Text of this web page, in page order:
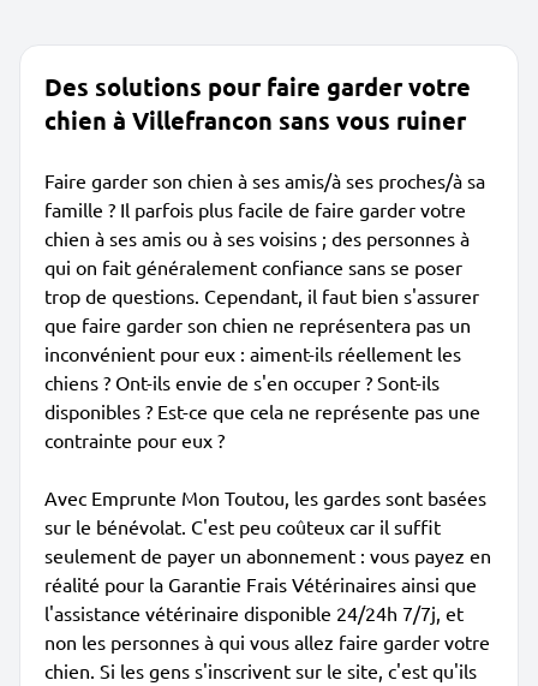
Des solutions pour faire garder votre
chien à Villefrancon sans vous ruiner
Faire garder son chien à ses amis/à ses proches/à sa
famille ? Il parfois plus facile de faire garder votre
chien à ses amis ou à ses voisins ; des personnes à
qui on fait généralement confiance sans se poser
trop de questions. Cependant, il faut bien s'assurer
que faire garder son chien ne représentera pas un
inconvénient pour eux : aiment-ils réellement les
chiens ? Ont-ils envie de s'en occuper ? Sont-ils
disponibles ? Est-ce que cela ne représente pas une
contrainte pour eux ?
Avec Emprunte Mon Toutou, les gardes sont basées
sur le bénévolat. C'est peu coûteux car il suffit
seulement de payer un abonnement : vous payez en
réalité pour la Garantie Frais Vétérinaires ainsi que
l'assistance vétérinaire disponible 24/24h 7/7j, et
non les personnes à qui vous allez faire garder votre
chien. Si les gens s'inscrivent sur le site, c'est qu'ils